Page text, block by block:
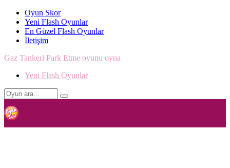
Oyun Skor
Yeni Flash Oyunlar
En Güzel Flash Oyunlar
İletişim
Gaz Tankeri Park Etme oyunu oyna
Yeni Flash Oyunlar